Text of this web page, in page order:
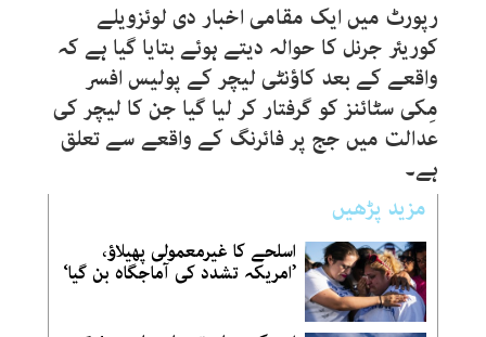
رپورٹ میں ایک مقامی اخبار دی لوئزویلے
کوریئر جرنل کا حوالہ دیتے ہوئے بتایا گیا ہے کہ
واقعے کے بعد کاؤنٹی لیچر کے پولیس افسر
مِکی سٹائنز کو گرفتار کر لیا گیا جن کا لیچر کی
عدالت میں جج پر فائرنگ کے واقعے سے تعلق
ہے۔
مزید پڑھیں
اسلحے کا غیرمعمولی پھیلاؤ،
’امریکہ تشدد کی آماجگاہ بن گیا‘